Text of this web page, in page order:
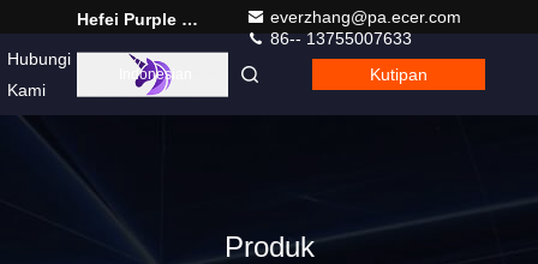
Hefei Purple Horn E-Commerce Co., Ltd.
everzhang@pa.ecer.com
86-- 13755007633
Hubungi
Kami
Indonesian Kutipan
Produk